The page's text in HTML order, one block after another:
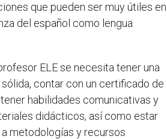
que pueden ser muy útiles en
del español como lengua
ELE se necesita tener una
contar con un certificado de
habilidades comunicativas y
didácticos, así como estar
metodologías y recursos